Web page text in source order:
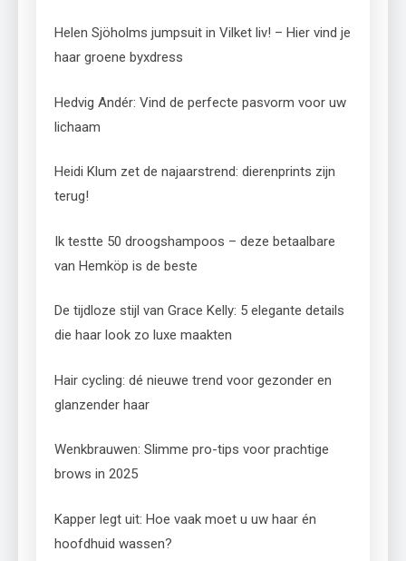
Helen Sjöholms jumpsuit in Vilket liv! – Hier vind je
haar groene byxdress
Hedvig Andér: Vind de perfecte pasvorm voor uw
lichaam
Heidi Klum zet de najaarstrend: dierenprints zijn
terug!
Ik testte 50 droogshampoos – deze betaalbare
van Hemköp is de beste
De tijdloze stijl van Grace Kelly: 5 elegante details
die haar look zo luxe maakten
Hair cycling: dé nieuwe trend voor gezonder en
glanzender haar
Wenkbrauwen: Slimme pro-tips voor prachtige
brows in 2025
Kapper legt uit: Hoe vaak moet u uw haar én
hoofdhuid wassen?